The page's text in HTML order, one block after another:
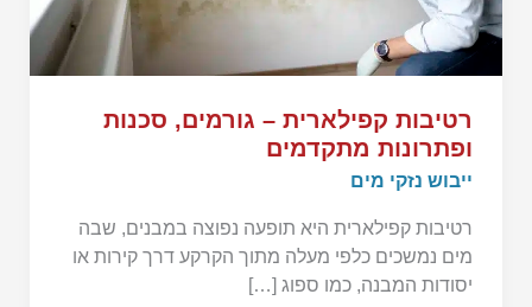
רטיבות קפילארית – גורמים, סכנות
ופתרונות מתקדמים
ייבוש נזקי מים
רטיבות קפילארית היא תופעה נפוצה במבנים, שבה
מים נמשכים כלפי מעלה מתוך הקרקע דרך קירות או
יסודות המבנה, כמו ספוג […]